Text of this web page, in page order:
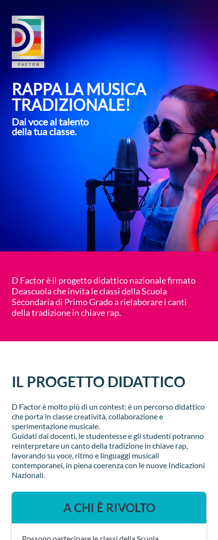
RAPPA LA MUSICA
TRADIZIONALE!
Dai voce al talento
della tua classe.
D Factor è il progetto didattico nazionale firmato
Deascuola che invita le classi della Scuola
Secondaria di Primo Grado a rielaborare i canti
della tradizione in chiave rap.
IL PROGETTO DIDATTICO
D Factor è molto più di un contest: è un percorso didattico
che porta in classe creatività, collaborazione e
sperimentazione musicale.
Guidati dai docenti, le studentesse e gli studenti potranno
reinterpretare un canto della tradizione in chiave rap,
lavorando su voce, ritmo e linguaggi musicali
contemporanei, in piena coerenza con le nuove Indicazioni
Nazionali.
A CHI È RIVOLTO